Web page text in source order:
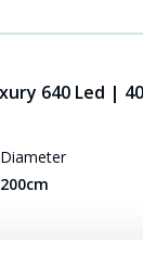
640 Led |
Diameter
200cm